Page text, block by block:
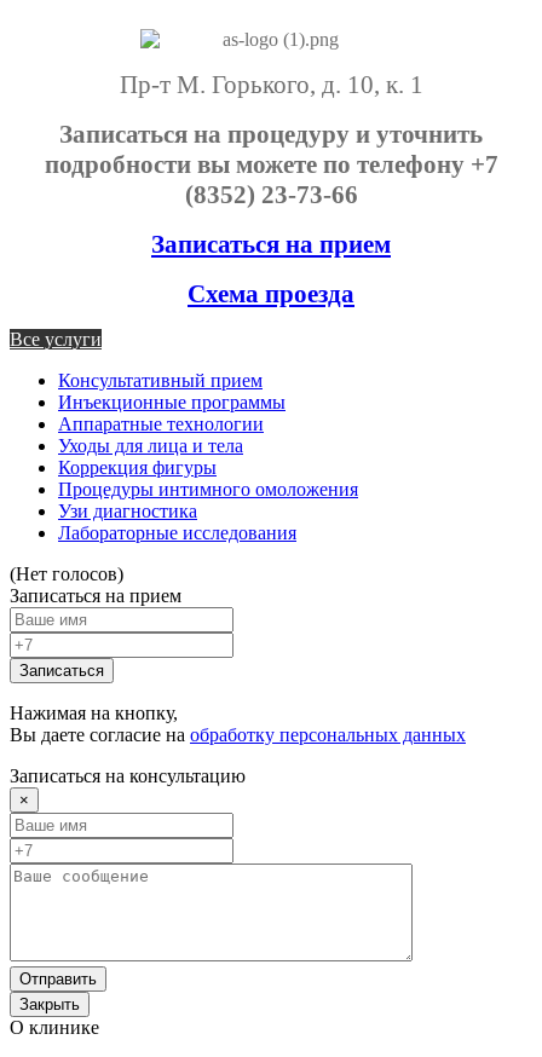
Пр-т М. Горького, д. 10, к. 1
Записаться на процедуру и уточнить
подробности вы можете по телефону +7
(8352) 23-73-66
Записаться на прием
Схема проезда
Все услуги
Консультативный прием
Инъекционные программы
Аппаратные технологии
Уходы для лица и тела
Коррекция фигуры
Процедуры интимного омоложения
Узи диагностика
Лабораторные исследования
(Нет голосов)
Записаться на прием
Записаться
Нажимая на кнопку,
Вы даете согласие на обработку персональных данных
Записаться на консультацию
×
Отправить
Закрыть
О клинике